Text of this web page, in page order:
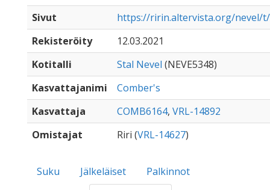
Sivut
https://ririn.altervista.org/nevel/
Rekisteröity
12.03.2021
Kotitalli
Stal Nevel (NEVE5348)
Kasvattajanimi
Comber's
Kasvattaja
COMB6164, VRL-14892
Omistajat
Riri (VRL-14627)
Suku Jälkeläiset
Palkinnot